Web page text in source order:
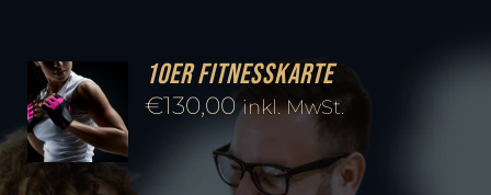
10er Fitnesskarte
€130,00 inkl. MwSt.